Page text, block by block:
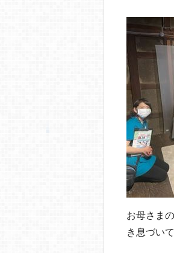
お母さま
き息づい